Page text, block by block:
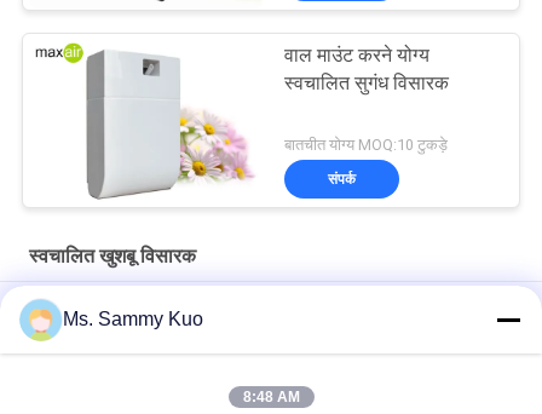
वाल माउंट करने योग्य
स्वचालित सुगंध विसारक
बातचीत योग्य MOQ:10 टुकड़े
संपर्क
स्वचालित खुशबू विसारक
धातु 12 वी स्वचालित सुगंध एयर डिफ्यूज़र मशीन 3000CBM अंदर के पंखे के साथ;
150ml washroom Plastic Automatic Fragrance Diffuser
Ms. Sammy Kuo
8:48 AM